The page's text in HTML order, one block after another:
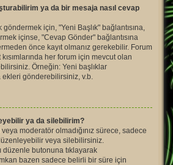
ya da bir mesaja nasıl cevap
göndermek için, "Yeni Başlık" bağlantısına,
içinse, "Cevap Gönder" bağlantısına
önce kayıt olmanız gerekebilir. Forum
kısımlarında her forum için mevcut olan
Örneğin: Yeni başlıklar
gönderebilirsiniz, v.b.
ya da silebilirim?
moderatör olmadığınız sürece, sadece
veya silebilirsiniz.
düzenle butonuna tıklayarak
bazen sadece belirli bir süre için